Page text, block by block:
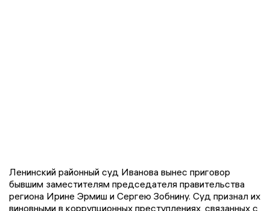
Ленинский районный суд Иванова вынес приговор
бывшим заместителям председателя правительства
региона Ирине Эрмиш и Сергею Зобнину. Суд признал их
виновными в коррупционных преступлениях, связанных с